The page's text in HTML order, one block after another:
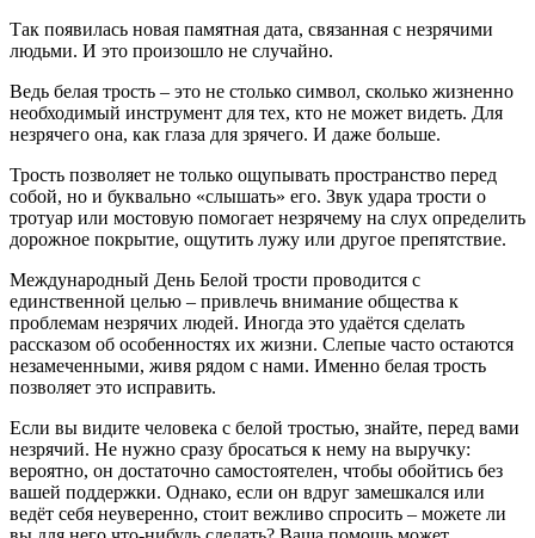
Так появилась новая памятная дата, связанная с незрячими
людьми. И это произошло не случайно.
Ведь белая трость – это не столько символ, сколько жизненно
необходимый инструмент для тех, кто не может видеть. Для
незрячего она, как глаза для зрячего. И даже больше.
Трость позволяет не только ощупывать пространство перед
собой, но и буквально «слышать» его. Звук удара трости о
тротуар или мостовую помогает незрячему на слух определить
дорожное покрытие, ощутить лужу или другое препятствие.
Международный День Белой трости проводится с
единственной целью – привлечь внимание общества к
проблемам незрячих людей. Иногда это удаётся сделать
рассказом об особенностях их жизни. Слепые часто остаются
незамеченными, живя рядом с нами. Именно белая трость
позволяет это исправить.
Если вы видите человека с белой тростью, знайте, перед вами
незрячий. Не нужно сразу бросаться к нему на выручку:
вероятно, он достаточно самостоятелен, чтобы обойтись без
вашей поддержки. Однако, если он вдруг замешкался или
ведёт себя неуверенно, стоит вежливо спросить – можете ли